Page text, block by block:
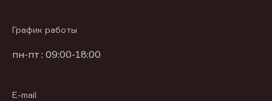
График работы
пн-пт : 09:00-18:00
E-mail